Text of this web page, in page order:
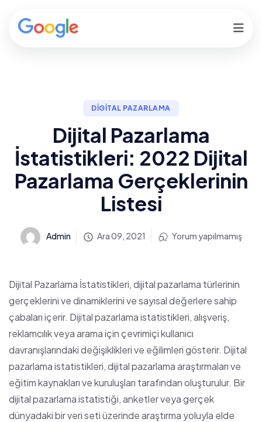
DIGITAL PAZARLAMA
Dijital Pazarlama
İstatistikleri: 2022 Dijital
Pazarlama Gerçeklerinin
Listesi
Admin Ara 09, 2021 Yorum yapılmamış
Dijital Pazarlama İstatistikleri, dijital pazarlama türlerinin
gerçeklerini ve dinamiklerini ve sayısal değerlere sahip
çabaları içerir. Dijital pazarlama istatistikleri, alışveriş,
reklamcılık veya arama için çevrimiçi kullanıcı
davranışlarındaki değişiklikleri ve eğilimleri gösterir. Dijital
pazarlama istatistikleri, dijital pazarlama araştırmaları ve
eğitim kaynakları ve kuruluşları tarafından oluşturulur. Bir
dijital pazarlama istatistiği, anketler veya gerçek
dünyadaki bir veri seti üzerinde araştırma yoluyla elde